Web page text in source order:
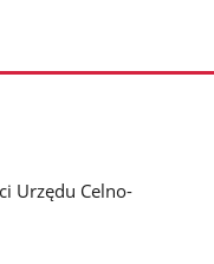
Urzędu Celno-